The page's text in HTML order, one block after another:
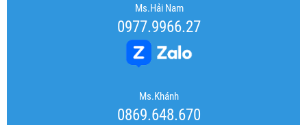
Ms.Hải Nam
0977.9966.27
Ms.Khánh
0869.648.670